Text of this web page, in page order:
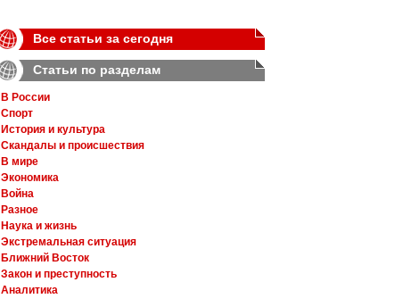
Все статьи за сегодня
Статьи по разделам
В России
Спорт
История и культура
Скандалы и происшествия
В мире
Экономика
Война
Разное
Наука и жизнь
Экстремальная ситуация
Ближний Восток
Закон и преступность
Аналитика